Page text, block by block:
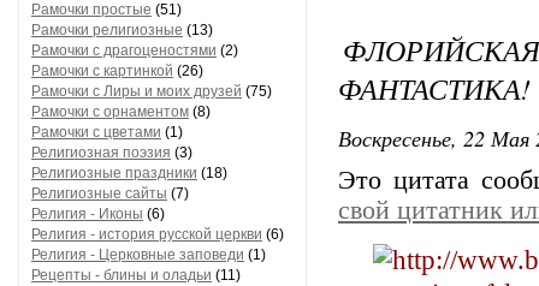
Рамочки простые (51)
Рамочки религиозные (13)
Рамочки с драгоценостями (2)
Рамочки с картинкой (26)
Рамочки с Лиры и моих друзей (75)
Рамочки с орнаментом (8)
Рамочки с цветами (1)
Религиозная поэзия (3)
Религиозные праздники (18)
Религиозные сайты (7)
Религия - Иконы (6)
Религия - история русской церкви (6)
Религия - Церковные заповеди (1)
Рецепты - блины и оладьи (11)
ФАНТАСТИКА!
Воскресенье, 22
Это цитата
свой цитатник